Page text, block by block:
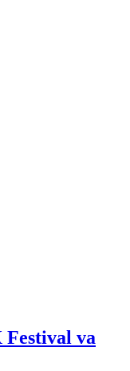
Festival va